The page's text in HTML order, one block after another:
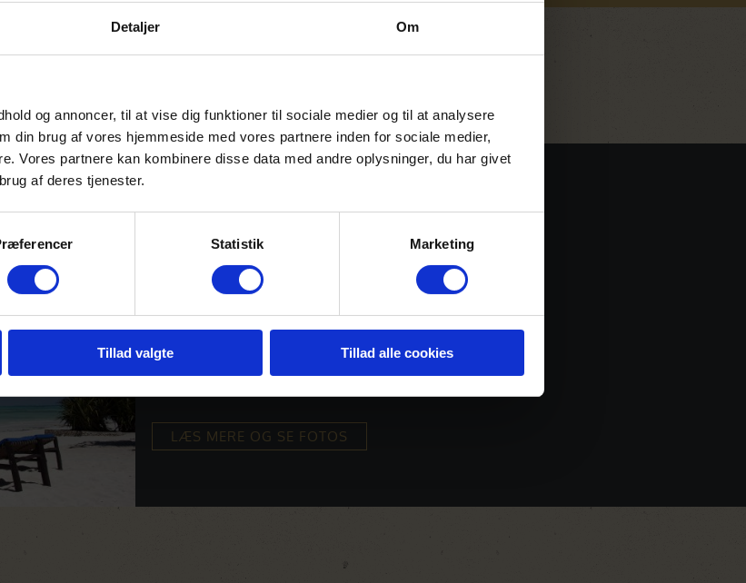
Detaljer Om
og annoncer, til at vise dig funktioner til sociale medier og til at analysere
din brug af vores hjemmeside med vores partnere inden for sociale medier,
Vores partnere kan kombinere disse data med andre oplysninger, du har givet
af deres tjenester.
Statistik Marketing
Tillad valgte Tillad alle cookies
– Dejlig eksotisk strand med svajende palmer
– Familie resort med masser af faciliteter
– 3 restauranter og mulighed for All inclusive
– Dejlige swimming pools
LÆS MERE OG SE FOTOS